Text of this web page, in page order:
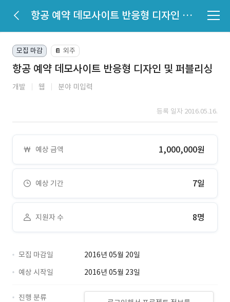
항공 예약 데모사이트 반응형 디자인 및 퍼블리싱
모집 마감 📔 외주
항공 예약 데모사이트 반응형 디자인 및 퍼블리싱
개발 웹 분야 미입력
등록 일자 2016.05.16.
예상 금액 1,000,000원
예상 기간 7일
지원자 수 8명
모집 마감일
2016년 05월 20일
예상 시작일
2016년 05월 23일
진행 분류